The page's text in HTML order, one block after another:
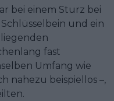
bei einem Sturz bei
und ein
fast
Umfang wie
nahezu beispiellos –,